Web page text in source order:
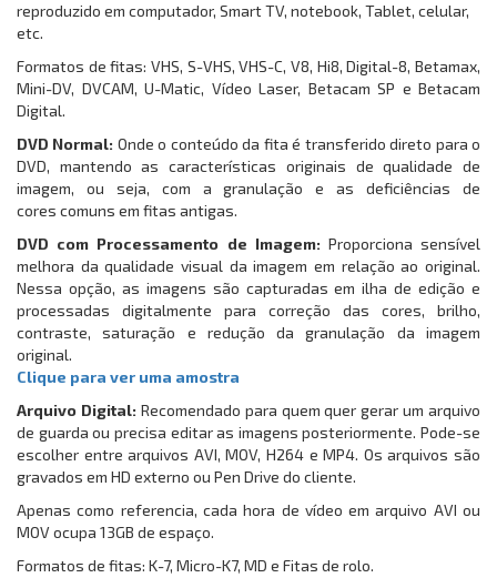
reproduzido em computador, Smart TV, notebook, Tablet, celular,
etc.
Formatos de fitas: VHS, S-VHS, VHS-C, V8, Hi8, Digital-8, Betamax,
Mini-DV, DVCAM, U-Matic, Vídeo Laser, Betacam SP e Betacam
Digital.
DVD Normal: Onde o conteúdo da fita é transferido direto para o
DVD, mantendo as características originais de qualidade de
imagem, ou seja, com a granulação e as deficiências de
cores comuns em fitas antigas.
DVD com Processamento de Imagem: Proporciona sensível
melhora da qualidade visual da imagem em relação ao original.
Nessa opção, as imagens são capturadas em ilha de edição e
processadas digitalmente para correção das cores, brilho,
contraste, saturação e redução da granulação da imagem
original.
Clique para ver uma amostra
Arquivo Digital: Recomendado para quem quer gerar um arquivo
de guarda ou precisa editar as imagens posteriormente. Pode-se
escolher entre arquivos AVI, MOV, H264 e MP4. Os arquivos são
gravados em HD externo ou Pen Drive do cliente.
Apenas como referencia, cada hora de vídeo em arquivo AVI ou
MOV ocupa 13GB de espaço.
Formatos de fitas: K-7, Micro-K7, MD e Fitas de rolo.